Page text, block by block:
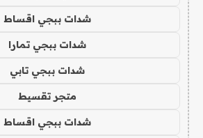
شدات ببجي اقساط
شدات ببجي تمارا
شدات ببجي تابي
متجر تقسيط
شدات ببجي اقساط